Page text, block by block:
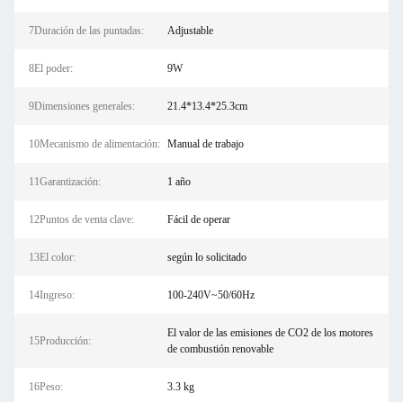
7Duración de las puntadas: Adjustable
8El poder: 9W
9Dimensiones generales: 21.4*13.4*25.3cm
10Mecanismo de alimentación: Manual de trabajo
11Garantización: 1 año
12Puntos de venta clave: Fácil de operar
13El color: según lo solicitado
14Ingreso: 100-240V~50/60Hz
15Producción:
El valor de las emisiones de CO2 de los motores
de combustión renovable
16Peso: 3.3 kg